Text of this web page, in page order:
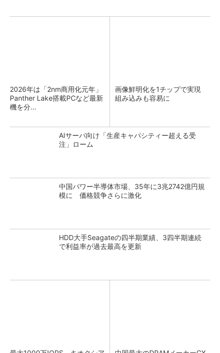
2026年は「2nm商用化元年」
Panther Lake搭載PCなど最新
機を分...
画像鮮明化を1チップで実現
組み込みも容易に
AIサーバ向け「生産キャパシティー超える受
注」ローム
中国パワー半導体市場、35年に3兆2742億円規
模に 価格競争さらに激化
HDD大手Seagateの四半期業績、3四半期連続
で利益率が過去最高を更新